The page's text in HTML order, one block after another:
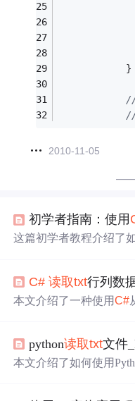
            }
2010-11-05
初学者指南：使用
这篇初学者教程介绍了
者学习 C#的文件处理和
C# 读取txt行列数
本文介绍了一种使用C#
python读取txt文件
本文介绍了如何使用